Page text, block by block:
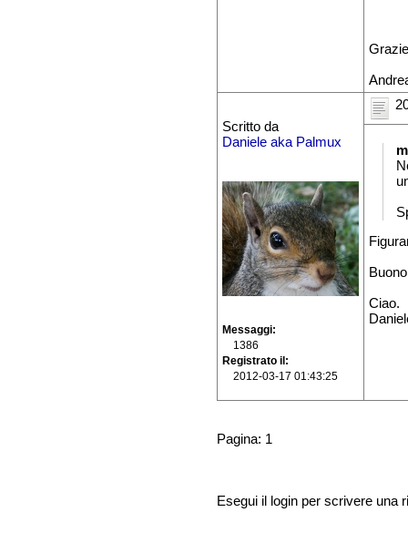
Scritto da
Daniele aka Palmux
Messaggi
1386
Registrato il
2012-03-17 01:43:25
Ciao.
Pagina: 1
Esegui il login per scrivere una